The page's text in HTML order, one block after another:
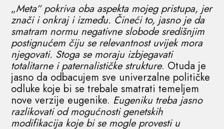
„Meta“ pokriva oba aspekta mojeg pristupa, jer
znači i onkraj i između. Čineći to, jasno je da
smatram normu negativne slobode središnjim
postignućem čiju se relevantnost uvijek mora
njegovati. Stoga se moraju izbjegavati
totalitarne i paternalističke strukture. Otuda je
jasno da odbacujem sve univerzalne političke
odluke koje bi se trebale smatrati temeljem
nove verzije eugenike. Eugeniku treba jasno
razlikovati od mogućnosti genetskih
modifikacija koje bi se mogle provesti u